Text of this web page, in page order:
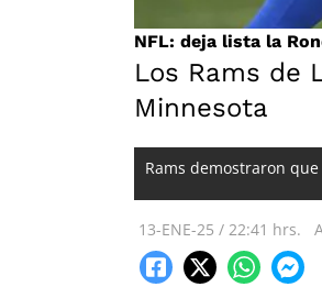
NFL: deja lista la
Los Rams de
Minnesota
Rams demostraron
13-ENE-25 / 22:41 hrs.